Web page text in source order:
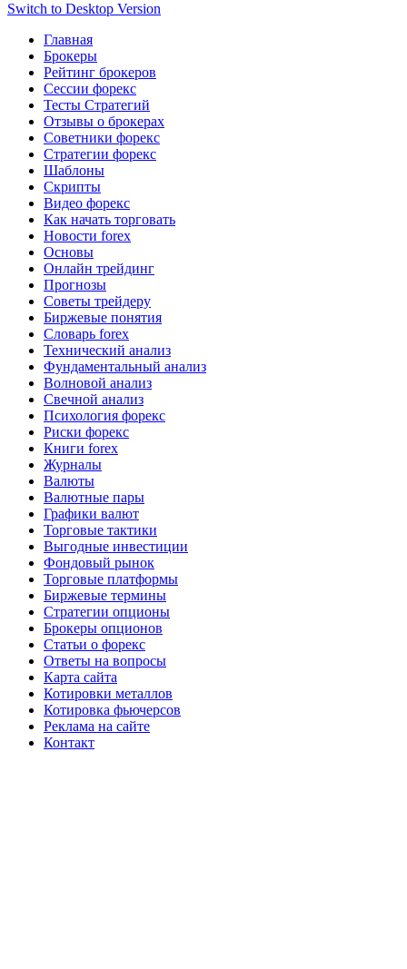
Switch to Desktop Version
Главная
Брокеры
Рейтинг брокеров
Сессии форекс
Тесты Стратегий
Отзывы о брокерах
Советники форекс
Стратегии форекс
Шаблоны
Скрипты
Видео форекс
Как начать торговать
Новости forex
Основы
Онлайн трейдинг
Прогнозы
Советы трейдеру
Биржевые понятия
Словарь forex
Технический анализ
Фундаментальный анализ
Волновой анализ
Свечной анализ
Психология форекс
Риски форекс
Книги forex
Журналы
Валюты
Валютные пары
Графики валют
Торговые тактики
Выгодные инвестиции
Фондовый рынок
Торговые платформы
Биржевые термины
Стратегии опционы
Брокеры опционов
Статьи о форекс
Ответы на вопросы
Карта сайта
Котировки металлов
Котировка фьючерсов
Реклама на сайте
Контакт